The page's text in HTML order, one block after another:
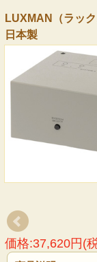
LUXMAN（ラッ
日本製
価格:37,620円(